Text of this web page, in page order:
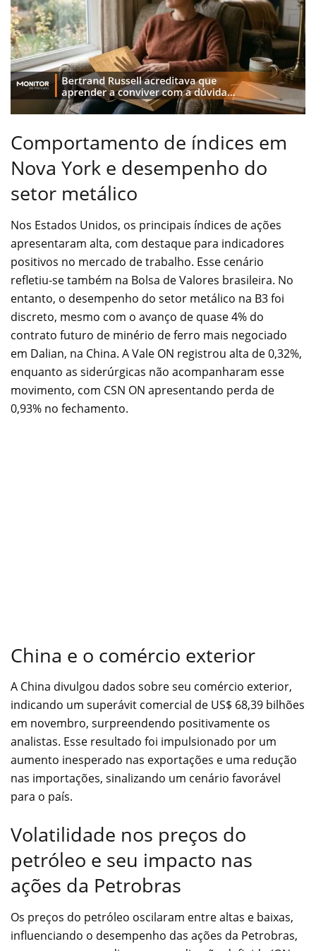
Comportamento de índices em
Nova York e desempenho do
setor metálico
Nos Estados Unidos, os principais índices de ações
apresentaram alta, com destaque para indicadores
positivos no mercado de trabalho. Esse cenário
refletiu-se também na Bolsa de Valores brasileira. No
entanto, o desempenho do setor metálico na B3 foi
discreto, mesmo com o avanço de quase 4% do
contrato futuro de minério de ferro mais negociado
em Dalian, na China. A Vale ON registrou alta de 0,32%,
enquanto as siderúrgicas não acompanharam esse
movimento, com CSN ON apresentando perda de
0,93% no fechamento.
China e o comércio exterior
A China divulgou dados sobre seu comércio exterior,
indicando um superávit comercial de US$ 68,39 bilhões
em novembro, surpreendendo positivamente os
analistas. Esse resultado foi impulsionado por um
aumento inesperado nas exportações e uma redução
nas importações, sinalizando um cenário favorável
para o país.
Volatilidade nos preços do
petróleo e seu impacto nas
ações da Petrobras
Os preços do petróleo oscilaram entre altas e baixas,
influenciando o desempenho das ações da Petrobras,